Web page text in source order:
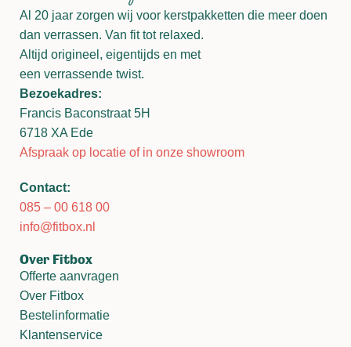
Al 20 jaar zorgen wij voor kerstpakketten die meer doen
dan verrassen. Van fit tot relaxed.
Altijd origineel, eigentijds en met
een verrassende twist.
Bezoekadres:
Francis Baconstraat 5H
6718 XA Ede
Afspraak op locatie of in onze showroom
Contact:
085 – 00 618 00
info@fitbox.nl
Over Fitbox
Offerte aanvragen
Over Fitbox
Bestelinformatie
Klantenservice